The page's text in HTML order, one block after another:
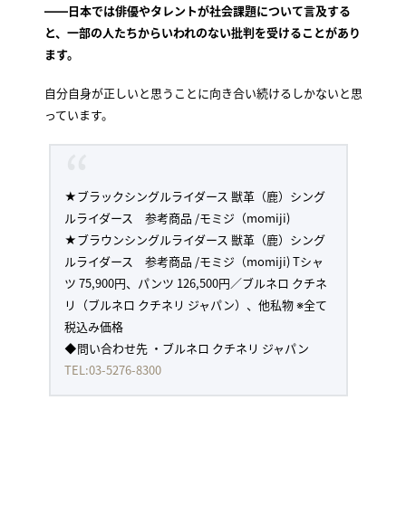
――日本では俳優やタレントが社会課題について言及する
と、一部の人たちからいわれのない批判を受けることがあり
ます。
自分自身が正しいと思うことに向き合い続けるしかないと思
っています。
★ブラックシングルライダース 獣革（鹿）シング
ルライダース 参考商品 /モミジ（momiji)
★ブラウンシングルライダース 獣革（鹿）シング
ルライダース 参考商品 /モミジ（momiji) Tシャ
ツ 75,900円、パンツ 126,500円／ブルネロ クチネ
リ（ブルネロ クチネリ ジャパン）、他私物 ※全て
税込み価格
◆問い合わせ先 ・ブルネロ クチネリ ジャパン
TEL:03-5276-8300